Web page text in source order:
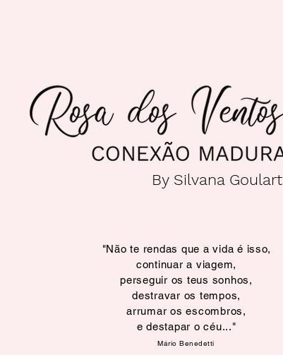
By Silvana Goulart
"Não te rendas que a vida é isso,
continuar a viagem,
perseguir os teus sonhos,
destravar os tempos,
arrumar os escombros,
e destapar o céu..."
​Mário Benedetti